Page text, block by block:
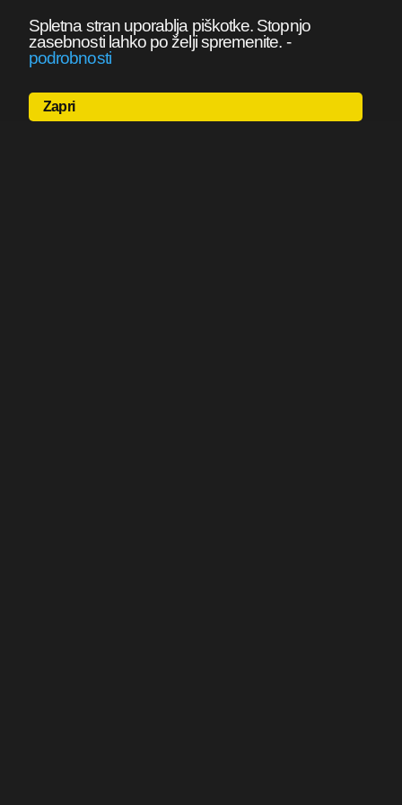
Spletna stran uporablja piškotke. Stopnjo
zasebnosti lahko po želji spremenite. -
podrobnosti
Zapri